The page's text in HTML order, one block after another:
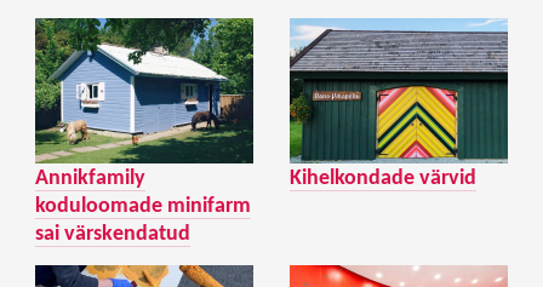
Annikfamily
koduloomade minifarm
sai värskendatud
Kihelkondade värvid